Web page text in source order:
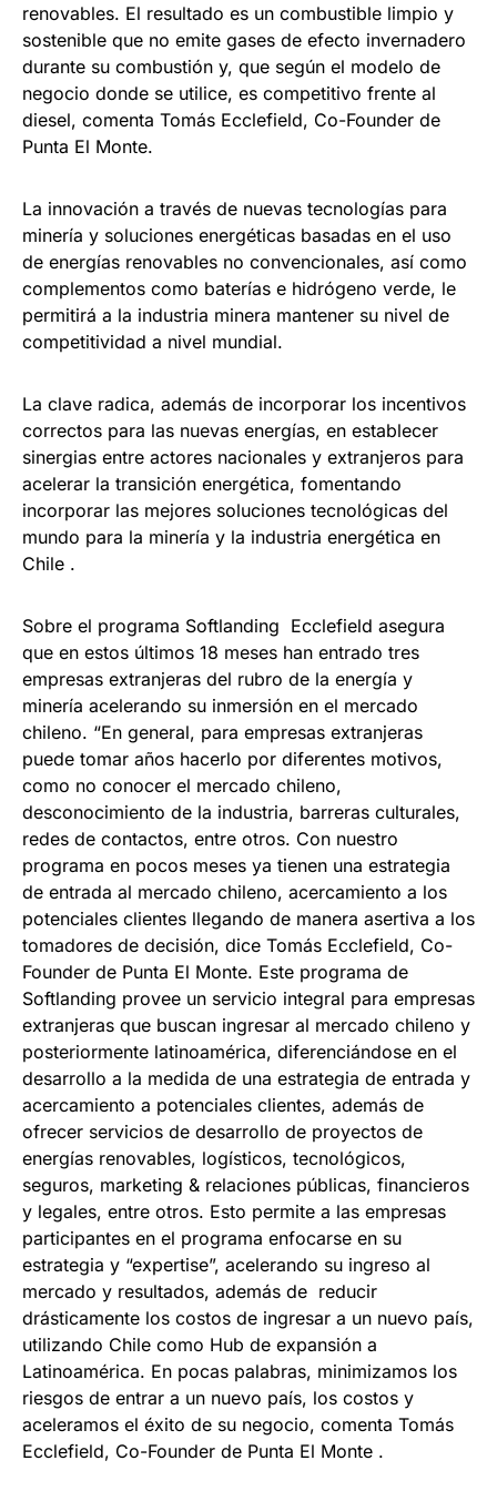
renovables. El resultado es un combustible limpio y
sostenible que no emite gases de efecto invernadero
durante su combustión y, que según el modelo de
negocio donde se utilice, es competitivo frente al
diesel, comenta Tomás Ecclefield, Co-Founder de
Punta El Monte.
La innovación a través de nuevas tecnologías para
minería y soluciones energéticas basadas en el uso
de energías renovables no convencionales, así como
complementos como baterías e hidrógeno verde, le
permitirá a la industria minera mantener su nivel de
competitividad a nivel mundial.
La clave radica, además de incorporar los incentivos
correctos para las nuevas energías, en establecer
sinergias entre actores nacionales y extranjeros para
acelerar la transición energética, fomentando
incorporar las mejores soluciones tecnológicas del
mundo para la minería y la industria energética en
Chile .
Sobre el programa Softlanding Ecclefield asegura
que en estos últimos 18 meses han entrado tres
empresas extranjeras del rubro de la energía y
minería acelerando su inmersión en el mercado
chileno. “En general, para empresas extranjeras
puede tomar años hacerlo por diferentes motivos,
como no conocer el mercado chileno,
desconocimiento de la industria, barreras culturales,
redes de contactos, entre otros. Con nuestro
programa en pocos meses ya tienen una estrategia
de entrada al mercado chileno, acercamiento a los
potenciales clientes llegando de manera asertiva a los
tomadores de decisión, dice Tomás Ecclefield, Co-
Founder de Punta El Monte. Este programa de
Softlanding provee un servicio integral para empresas
extranjeras que buscan ingresar al mercado chileno y
posteriormente latinoamérica, diferenciándose en el
desarrollo a la medida de una estrategia de entrada y
acercamiento a potenciales clientes, además de
ofrecer servicios de desarrollo de proyectos de
energías renovables, logísticos, tecnológicos,
seguros, marketing & relaciones públicas, financieros
y legales, entre otros. Esto permite a las empresas
participantes en el programa enfocarse en su
estrategia y “expertise”, acelerando su ingreso al
mercado y resultados, además de reducir
drásticamente los costos de ingresar a un nuevo país,
utilizando Chile como Hub de expansión a
Latinoamérica. En pocas palabras, minimizamos los
riesgos de entrar a un nuevo país, los costos y
aceleramos el éxito de su negocio, comenta Tomás
Ecclefield, Co-Founder de Punta El Monte .